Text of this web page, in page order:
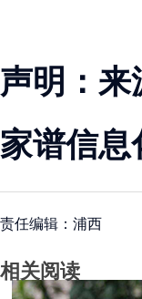
声明：
家谱信息
责任编辑：浦西
相关阅读